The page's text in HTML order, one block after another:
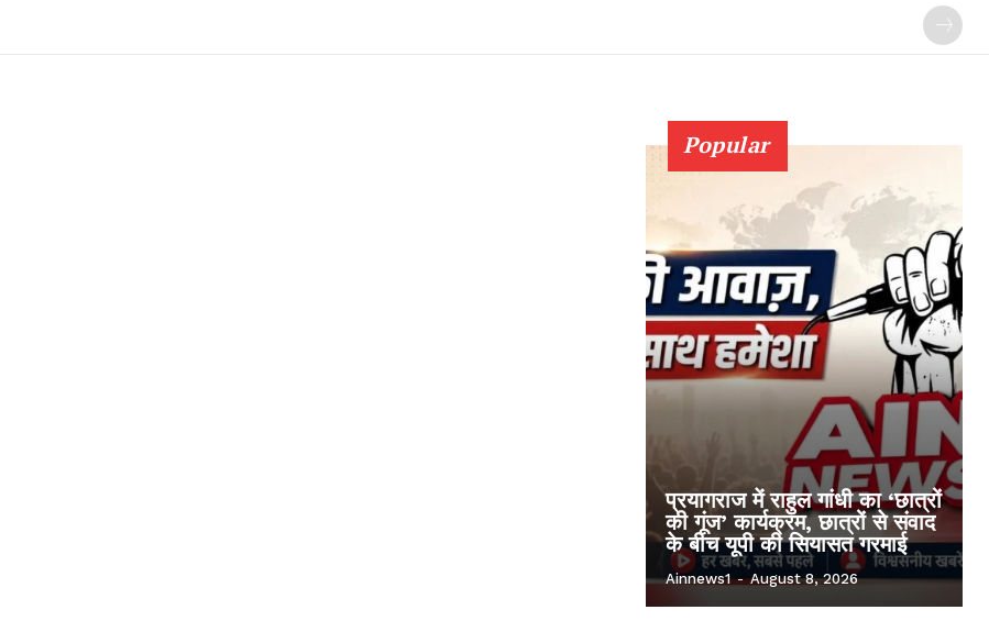
Popular
प्रयागराज में राहुल गांधी का ‘छात्रों
की गूंज’ कार्यक्रम, छात्रों से संवाद
के बीच यूपी की सियासत गरमाई
Ainnews1 - August 8, 2026